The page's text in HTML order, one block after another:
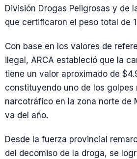
División Drogas Peligrosas y de
que certificaron el peso total de
Con base en los valores de
ilegal, ARCA estableció que la
tiene un valor aproximado de
constituyendo uno de los golpes
narcotráfico en la zona norte de
va del año.
Desde la fuerza provincial
del decomiso de la droga, se